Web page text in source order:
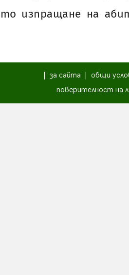
изпращане на
за сайта
общи
поверителност на